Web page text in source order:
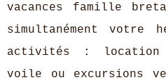
vacances famille
simultanément votre
activités : location
voile ou excursions